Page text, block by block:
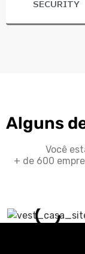
SECURITY
Alguns
Você
+ de 600